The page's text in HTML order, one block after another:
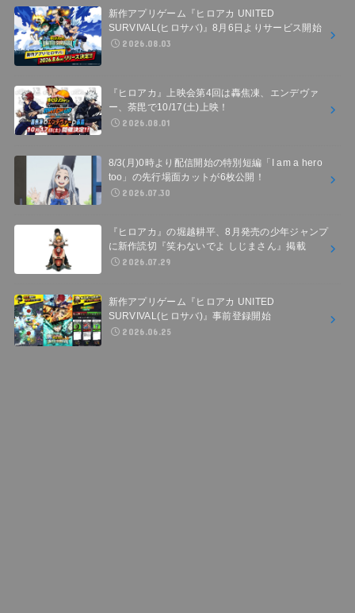
新作アプリゲーム『ヒロアカ UNITED
SURVIVAL(ヒロサバ)』8月6日よりサービス開始
2026.08.03
『ヒロアカ』上映会第4回は轟焦凍、エンデヴァ
ー、荼毘で10/17(土)上映！
2026.08.01
8/3(月)0時より配信開始の特別短編「I am a hero
too」の先行場面カットが6枚公開！
2026.07.30
『ヒロアカ』の堀越耕平、8月発売の少年ジャンプ
に新作読切『笑わないでよ しじまさん』掲載
2026.07.29
新作アプリゲーム『ヒロアカ UNITED
SURVIVAL(ヒロサバ)』事前登録開始
2026.06.25